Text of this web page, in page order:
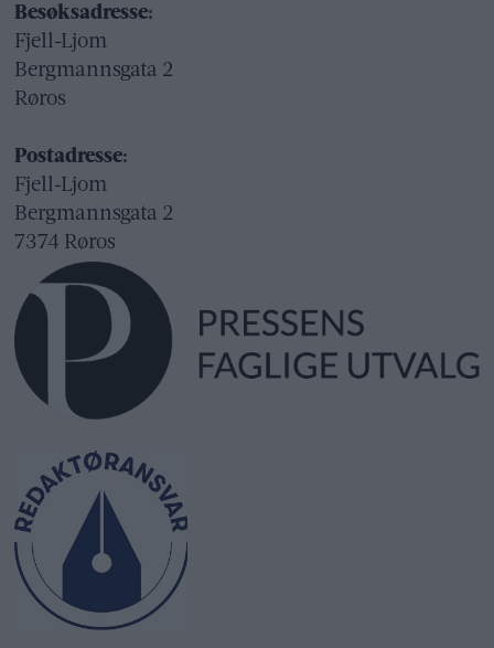
Besøksadresse:
Fjell-Ljom
Bergmannsgata 2
Røros
Postadresse:
Fjell-Ljom
Bergmannsgata 2
7374 Røros